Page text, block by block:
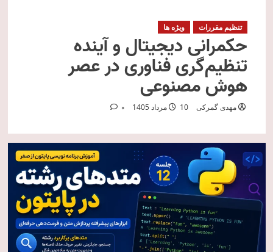
تنظیم مقررات ویژه ها
حکمرانی دیجیتال و آینده
تنظیم‌گری فناوری در عصر
هوش مصنوعی
مهدی گمرکی 10 مرداد 1405 0